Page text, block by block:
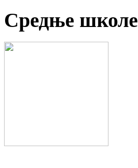
Средње школе